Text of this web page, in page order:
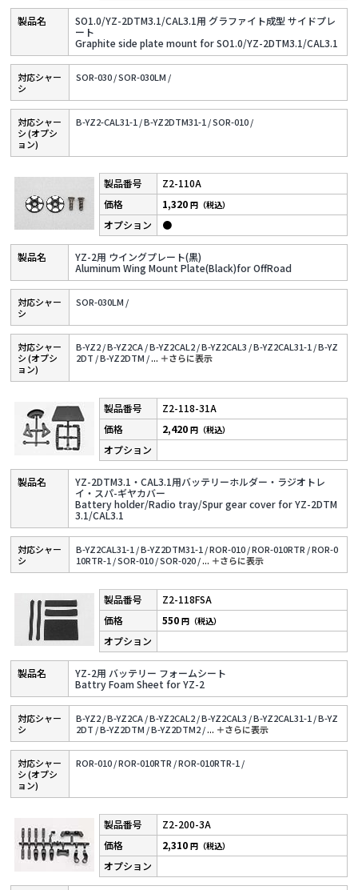
SO1.0/YZ-2DTM3.1/CAL3.1用 グラファイト成型 サイドプレ
ート
Graphite side plate mount for SO1.0/YZ-2DTM3.1/CAL3.1
対応シャー
シ
SOR-030 /SOR-030LM /
対応シャー
シ (オプシ
ョン)
B-YZ2-CAL31-1 /B-YZ2DTM31-1 /SOR-010 /
Z2-110A
YZ-2用 ウイングプレート(黒)
Aluminum Wing Mount Plate(Black)for OffRoad
1,320円（税込）
●
対応シャー
シ
SOR-030LM /
対応シャー
シ (オプシ
ョン)
B-YZ2 /B-YZ2CA /B-YZ2CAL2 /B-YZ2CAL3 /B-YZ2CAL31-1 /B-YZ
2DT /B-YZ2DTM /... ＋さらに表⽰
Z2-118-31A
YZ-2DTM3.1・CAL3.1用バッテリーホルダー・ラジオトレ
イ・スパ-ギヤカバー
Battery holder/Radio tray/Spur gear cover for YZ-2DTM
3.1/CAL3.1
2,420円（税込）
対応シャー
シ
B-YZ2CAL31-1 /B-YZ2DTM31-1 /ROR-010 /ROR-010RTR /ROR-0
10RTR-1 /SOR-010 /SOR-020 /... ＋さらに表⽰
Z2-118FSA
YZ-2用 バッテリー フォームシート
Battry Foam Sheet for YZ-2
550円（税込）
対応シャー
シ
B-YZ2 /B-YZ2CA /B-YZ2CAL2 /B-YZ2CAL3 /B-YZ2CAL31-1 /B-YZ
2DT /B-YZ2DTM /B-YZ2DTM2 /... ＋さらに表⽰
対応シャー
シ (オプシ
ョン)
ROR-010 /ROR-010RTR /ROR-010RTR-1 /
Z2-200-3A
2,310円（税込）